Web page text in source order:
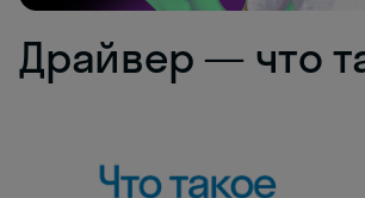
Драйвер — что